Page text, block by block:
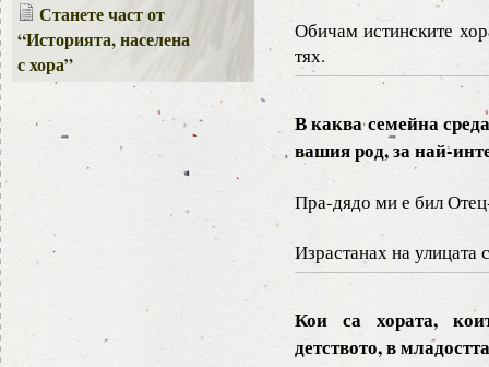
Станете част от
“Историята, населена
с хора”
Обичам истинските
тях.
В каква семейна
вашия род, за най-
Пра-дядо ми е бил
Израстанах на улицата
Кои са хората,
детството, в